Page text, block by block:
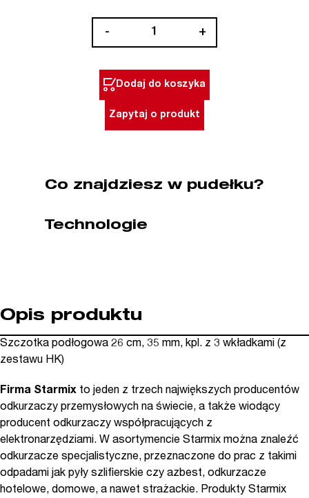
-
cm
kpl
mm
(nr
+
Dodaj do koszyka
Zapytaj o produkt
Co znajdziesz w pudełku?
Technologie
Opis produktu
Szczotka podłogowa 26 cm, 35 mm, kpl. z 3 wkładkami (z
zestawu HK)
Firma Starmix to jeden z trzech największych producentów
odkurzaczy przemysłowych na świecie, a także wiodący
producent odkurzaczy współpracujących z
elektronarzędziami. W asortymencie Starmix można znaleźć
odkurzacze specjalistyczne, przeznaczone do prac z takimi
odpadami jak pyły szlifierskie czy azbest, odkurzacze
hotelowe, domowe, a nawet strażackie. Produkty Starmix